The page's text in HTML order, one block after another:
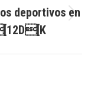
deportivos en